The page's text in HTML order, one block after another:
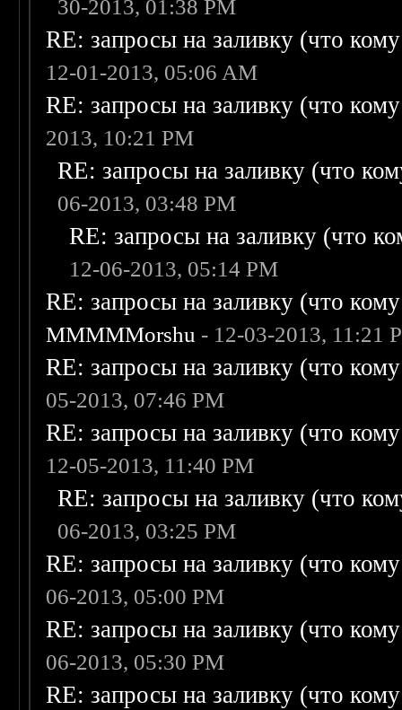
30-2013, 01:38 PM
RE: запросы на заливку (что
12-01-2013, 05:06 AM
RE: запросы на заливку (что
2013, 10:21 PM
RE: запросы на заливку (что
06-2013, 03:48 PM
RE: запросы на заливку (что
12-06-2013, 05:14 PM
RE: запросы на заливку (что
MMMMMorshu - 12-03-2013, 11:21
RE: запросы на заливку (что
05-2013, 07:46 PM
RE: запросы на заливку (что
12-05-2013, 11:40 PM
RE: запросы на заливку (что
06-2013, 03:25 PM
RE: запросы на заливку (что
06-2013, 05:00 PM
RE: запросы на заливку (что
06-2013, 05:30 PM
RE: запросы на заливку (что